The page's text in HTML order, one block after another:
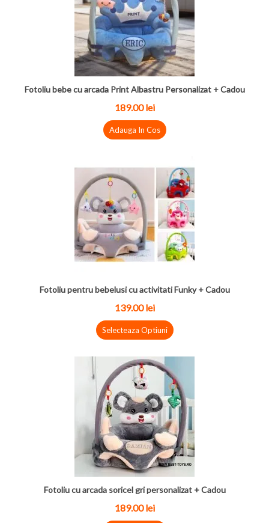
Fotoliu bebe cu arcada Print Albastru Personalizat + Cadou
189.00lei
Adauga In Cos
Fotoliu pentru bebelusi cu activitati Funky + Cadou
139.00lei
Selecteaza Optiuni
Fotoliu cu arcada soricel gri personalizat + Cadou
189.00lei